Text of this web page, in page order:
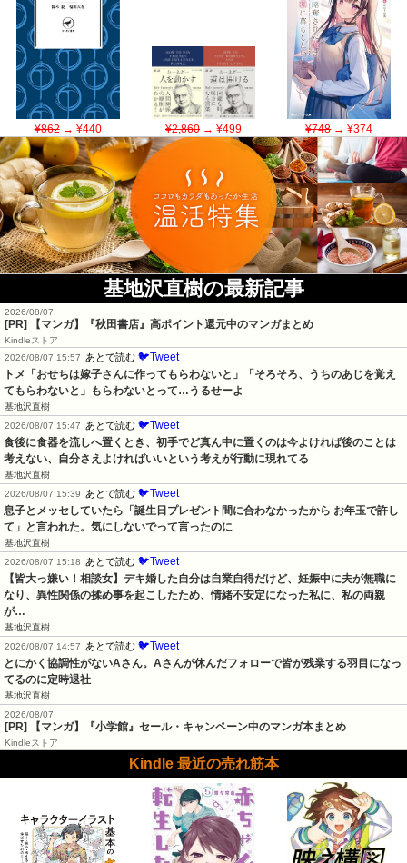
¥862→ ¥440 ¥2,860→ ¥499 ¥748→ ¥374
基地沢直樹の最新記事
2026/08/07
[PR] 【マンガ】『秋田書店』高ポイント還元中のマンガまとめ
Kindleストア
2026/08/07 15:57
あとで読む 🐦Tweet
トメ「おせちは嫁子さんに作ってもらわないと」「そろそろ、うちのあじを覚え
てもらわないと」もらわないとって…うるせーよ
基地沢直樹
2026/08/07 15:47
あとで読む 🐦Tweet
食後に食器を流しへ置くとき、初手でど真ん中に置くのは今よければ後のことは
考えない、自分さえよければいいという考えが行動に現れてる
基地沢直樹
2026/08/07 15:39
あとで読む 🐦Tweet
息子とメッセしていたら「誕生日プレゼント間に合わなかったから お年玉で許し
て」と言われた。気にしないでって言ったのに
基地沢直樹
2026/08/07 15:18
あとで読む 🐦Tweet
【皆大っ嫌い！相談女】デキ婚した自分は自業自得だけど、妊娠中に夫が無職に
なり、異性関係の揉め事を起こしたため、情緒不安定になった私に、私の両親
が…
基地沢直樹
2026/08/07 14:57
あとで読む 🐦Tweet
とにかく協調性がないAさん。Aさんが休んだフォローで皆が残業する羽目になっ
てるのに定時退社
基地沢直樹
2026/08/07
[PR] 【マンガ】『小学館』セール・キャンペーン中のマンガ本まとめ
Kindleストア
Kindle 最近の売れ筋本